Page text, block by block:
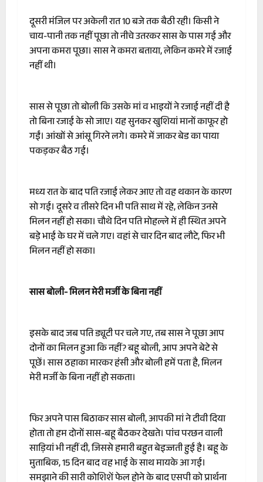
दूसरी मंजिल पर अकेली रात 10 बजे तक बैठी रही। किसी ने
चाय-पानी तक नहीं पूछा तो नीचे उतरकर सास के पास गई और
अपना कमरा पूछा। सास ने कमरा बताया, लेकिन कमरे में रजाई
नहीं थी।
सास से पूछा तो बोली कि उसके मां व भाइयों ने रजाई नहीं दी है
तो बिना रजाई के सो जाए। यह सुनकर खुशियां मानों काफूर हो
गईं। आंखों से आंसू गिरने लगे। कमरे में जाकर बेड का पाया
पकड़कर बैठ गई।
मध्य रात के बाद पति रजाई लेकर आए तो वह थकान के कारण
सो गई। दूसरे व तीसरे दिन भी पति साथ में रहे, लेकिन उनसे
मिलन नहीं हो सका। चौथे दिन पति मोहल्ले में ही स्थित अपने
बड़े भाई के घर में चले गए। वहां से चार दिन बाद लौटे, फिर भी
मिलन नहीं हो सका।
सास बोली- मिलन मेरी मर्जी के बिना नहीं
इसके बाद जब पति ड्यूटी पर चले गए, तब सास ने पूछा आप
दोनों का मिलन हुआ कि नहीं? बहू बोली, आप अपने बेटे से
पूछें। सास ठहाका मारकर हंसी और बोली हमें पता है, मिलन
मेरी मर्जी के बिना नहीं हो सकता।
फिर अपने पास बिठाकर सास बोली, आपकी मां ने टीवी दिया
होता तो हम दोनों सास-बहू बैठकर देखते। पांच परछन वाली
साड़ियां भी नहीं दी, जिससे हमारी बहुत बेइज्जती हुई है। बहू के
मुताबिक, 15 दिन बाद वह भाई के साथ मायके आ गई।
समझाने की सारी कोशिशें फेल होने के बाद एसपी को प्रार्थना